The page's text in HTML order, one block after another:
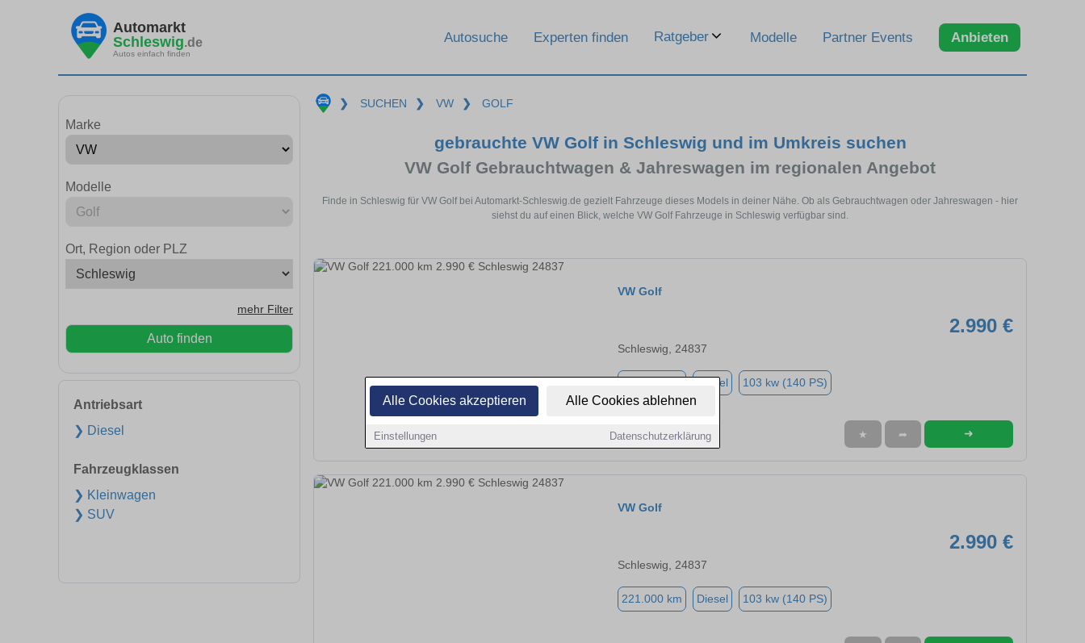
Alle Cookies akzeptieren Alle Cookies ablehnen
Einstellungen Datenschutzerklärung
Automarkt
Schleswig.de
Autos einfach finden
Autosuche Experten finden Ratgeber Modelle Partner Events Anbieten
Marke
Modelle
Ort, Region oder PLZ
mehr Filter
Auto finden
Antriebsart
❯ Diesel
Fahrzeugklassen
❯ Kleinwagen
❯ SUV
❯ SUCHEN ❯ VW ❯ GOLF
gebrauchte VW Golf in Schleswig und im Umkreis suchen
VW Golf Gebrauchtwagen & Jahreswagen im regionalen Angebot
Finde in Schleswig für VW Golf bei Automarkt-Schleswig.de gezielt Fahrzeuge dieses Models in deiner Nähe. Ob als Gebrauchtwagen oder Jahreswagen - hier
siehst du auf einen Blick, welche VW Golf Fahrzeuge in Schleswig verfügbar sind.
VW Golf
2.990 €
Schleswig, 24837
Diesel 103 kw (140 PS)
★ ➦ ➜
VW Golf
2.990 €
Schleswig, 24837
221.000 km Diesel 103 kw (140 PS)